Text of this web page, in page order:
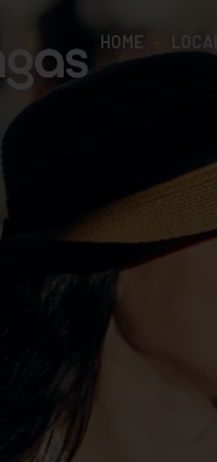
HOME